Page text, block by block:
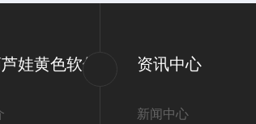
娃黄色软件 资讯中心
新闻中心